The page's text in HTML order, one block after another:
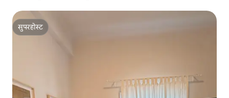
सुपरहोस्ट
सुपरहोस्ट